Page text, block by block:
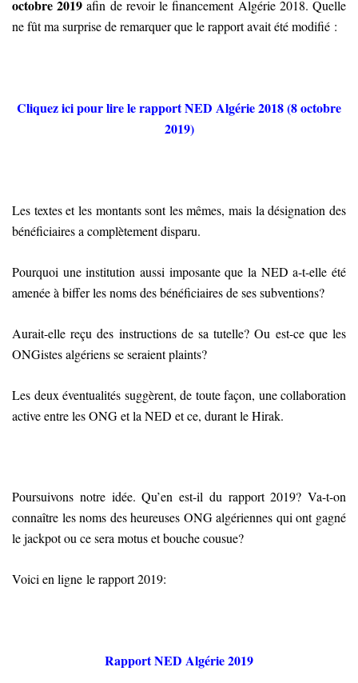
octobre 2019 afin de revoir le financement Algérie 2018. Quelle
ne fût ma surprise de remarquer que le rapport avait été modifié :
Cliquez ici pour lire le rapport NED Algérie 2018 (8 octobre
2019)
Les textes et les montants sont les mêmes, mais la désignation des
bénéficiaires a complètement disparu.
Pourquoi une institution aussi imposante que la NED a-t-elle été
amenée à biffer les noms des bénéficiaires de ses subventions?
Aurait-elle reçu des instructions de sa tutelle? Ou est-ce que les
ONGistes algériens se seraient plaints?
Les deux éventualités suggèrent, de toute façon, une collaboration
active entre les ONG et la NED et ce, durant le Hirak.
Poursuivons notre idée. Qu’en est-il du rapport 2019? Va-t-on
connaître les noms des heureuses ONG algériennes qui ont gagné
le jackpot ou ce sera motus et bouche cousue?
Voici en ligne le rapport 2019:
Rapport NED Algérie 2019